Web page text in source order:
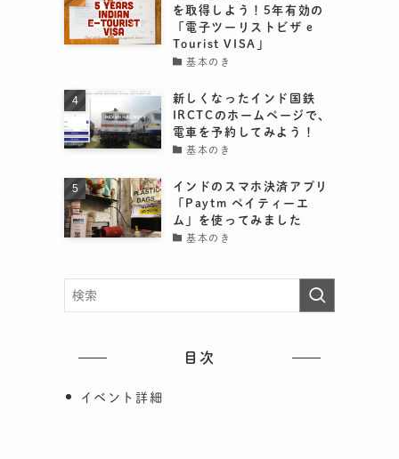
を取得しよう！5年有効の
「電子ツーリストビザ e
Tourist VISA」
基本のき
新しくなったインド国鉄
IRCTCのホームページで、
電車を予約してみよう！
基本のき
インドのスマホ決済アプリ
「Paytm ペイティーエ
ム」を使ってみました
基本のき
目次
イベント詳細